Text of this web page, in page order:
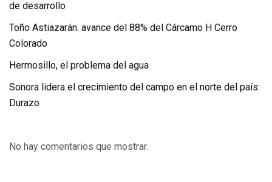
de desarrollo
Toño Astiazarán: avance del 88% del Cárcamo H Cerro
Colorado
Hermosillo, el problema del agua
Sonora lidera el crecimiento del campo en el norte del país:
Durazo
No hay comentarios que mostrar.